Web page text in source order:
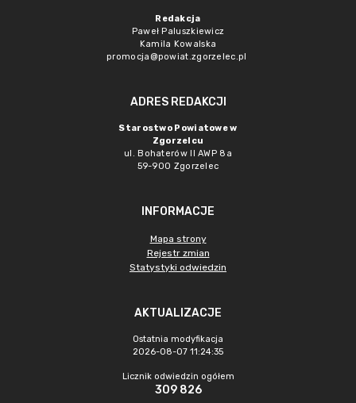
Redakcja
Paweł Paluszkiewicz
Kamila Kowalska
promocja@powiat.zgorzelec.pl
ADRES REDAKCJI
Starostwo Powiatowe w
Zgorzelcu
ul. Bohaterów II AWP 8a
59-900 Zgorzelec
INFORMACJE
Mapa strony
Rejestr zmian
Statystyki odwiedzin
AKTUALIZACJE
Ostatnia modyfikacja
2026-08-07 11:24:35
Licznik odwiedzin ogółem
309 826